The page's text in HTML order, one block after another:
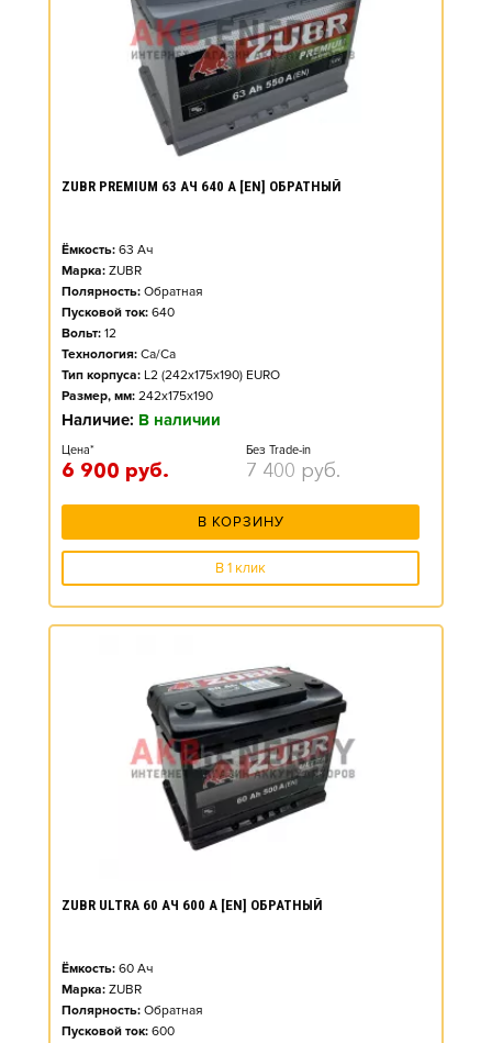
ZUBR PREMIUM 63 АЧ 640 А [EN] ОБРАТНЫЙ
Ёмкость: 63 Ач
Марка: ZUBR
Полярность: Обратная
Пусковой ток: 640
Вольт: 12
Технология: Ca/Ca
Тип корпуса: L2 (242x175x190) EURO
Размер, мм: 242x175x190
Наличие: В наличии
Цена*
6 900 руб.
Без Trade-in
7 400 руб.
В КОРЗИНУ
В 1 клик
ZUBR ULTRA 60 АЧ 600 А [EN] ОБРАТНЫЙ
Ёмкость: 60 Ач
Марка: ZUBR
Полярность: Обратная
Пусковой ток: 600